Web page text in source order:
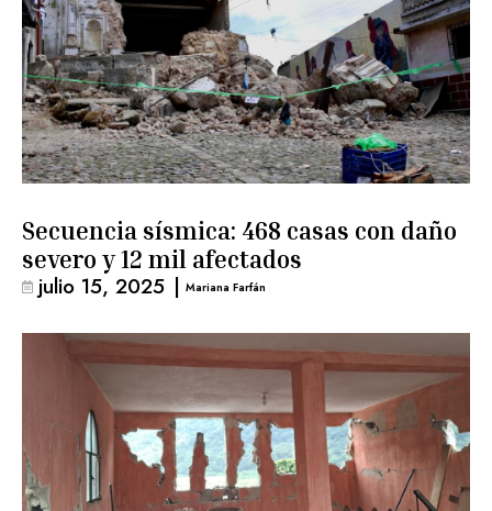
Secuencia sísmica: 468 casas con daño
severo y 12 mil afectados
julio 15, 2025 | Mariana Farfán